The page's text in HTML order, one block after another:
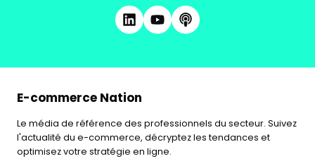
E-commerce Nation
Le média de référence des professionnels du secteur. Suivez
l'actualité du e-commerce, décryptez les tendances et
optimisez votre stratégie en ligne.